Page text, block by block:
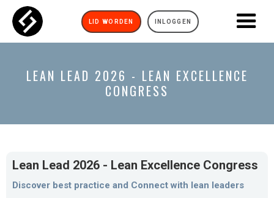
LID WORDEN INLOGGEN
LEAN LEAD 2026 - LEAN EXCELLENCE
CONGRESS
Lean Lead 2026 - Lean Excellence Congress
Discover best practice and Connect with lean leaders